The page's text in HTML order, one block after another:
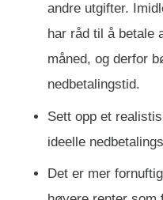
andre utgifter.
har råd til å betale
måned, og derfor
nedbetalingstid.
Sett opp et
ideelle
Det er mer